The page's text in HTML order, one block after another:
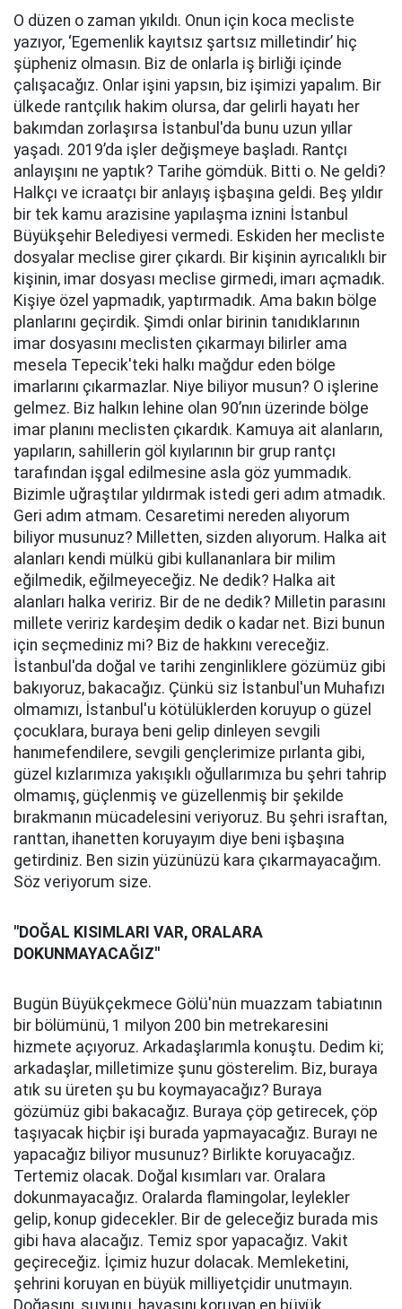
O düzen o zaman yıkıldı. Onun için koca mecliste
yazıyor, ‘Egemenlik kayıtsız şartsız milletindir’ hiç
şüpheniz olmasın. Biz de onlarla iş birliği içinde
çalışacağız. Onlar işini yapsın, biz işimizi yapalım. Bir
ülkede rantçılık hakim olursa, dar gelirli hayatı her
bakımdan zorlaşırsa İstanbul'da bunu uzun yıllar
yaşadı. 2019’da işler değişmeye başladı. Rantçı
anlayışını ne yaptık? Tarihe gömdük. Bitti o. Ne geldi?
Halkçı ve icraatçı bir anlayış işbaşına geldi. Beş yıldır
bir tek kamu arazisine yapılaşma iznini İstanbul
Büyükşehir Belediyesi vermedi. Eskiden her mecliste
dosyalar meclise girer çıkardı. Bir kişinin ayrıcalıklı bir
kişinin, imar dosyası meclise girmedi, imarı açmadık.
Kişiye özel yapmadık, yaptırmadık. Ama bakın bölge
planlarını geçirdik. Şimdi onlar birinin tanıdıklarının
imar dosyasını meclisten çıkarmayı bilirler ama
mesela Tepecik'teki halkı mağdur eden bölge
imarlarını çıkarmazlar. Niye biliyor musun? O işlerine
gelmez. Biz halkın lehine olan 90’nın üzerinde bölge
imar planını meclisten çıkardık. Kamuya ait alanların,
yapıların, sahillerin göl kıyılarının bir grup rantçı
tarafından işgal edilmesine asla göz yummadık.
Bizimle uğraştılar yıldırmak istedi geri adım atmadık.
Geri adım atmam. Cesaretimi nereden alıyorum
biliyor musunuz? Milletten, sizden alıyorum. Halka ait
alanları kendi mülkü gibi kullananlara bir milim
eğilmedik, eğilmeyeceğiz. Ne dedik? Halka ait
alanları halka veririz. Bir de ne dedik? Milletin parasını
millete veririz kardeşim dedik o kadar net. Bizi bunun
için seçmediniz mi? Biz de hakkını vereceğiz.
İstanbul'da doğal ve tarihi zenginliklere gözümüz gibi
bakıyoruz, bakacağız. Çünkü siz İstanbul'un Muhafızı
olmamızı, İstanbul'u kötülüklerden koruyup o güzel
çocuklara, buraya beni gelip dinleyen sevgili
hanımefendilere, sevgili gençlerimize pırlanta gibi,
güzel kızlarımıza yakışıklı oğullarımıza bu şehri tahrip
olmamış, güçlenmiş ve güzellenmiş bir şekilde
bırakmanın mücadelesini veriyoruz. Bu şehri israftan,
ranttan, ihanetten koruyayım diye beni işbaşına
getirdiniz. Ben sizin yüzünüzü kara çıkarmayacağım.
Söz veriyorum size.
''DOĞAL KISIMLARI VAR, ORALARA
DOKUNMAYACAĞIZ''
Bugün Büyükçekmece Gölü'nün muazzam tabiatının
bir bölümünü, 1 milyon 200 bin metrekaresini
hizmete açıyoruz. Arkadaşlarımla konuştu. Dedim ki;
arkadaşlar, milletimize şunu gösterelim. Biz, buraya
atık su üreten şu bu koymayacağız? Buraya
gözümüz gibi bakacağız. Buraya çöp getirecek, çöp
taşıyacak hiçbir işi burada yapmayacağız. Burayı ne
yapacağız biliyor musunuz? Birlikte koruyacağız.
Tertemiz olacak. Doğal kısımları var. Oralara
dokunmayacağız. Oralarda flamingolar, leylekler
gelip, konup gidecekler. Bir de geleceğiz burada mis
gibi hava alacağız. Temiz spor yapacağız. Vakit
geçireceğiz. İçimiz huzur dolacak. Memleketini,
şehrini koruyan en büyük milliyetçidir unutmayın.
Doğasını, suyunu, havasını koruyan en büyük